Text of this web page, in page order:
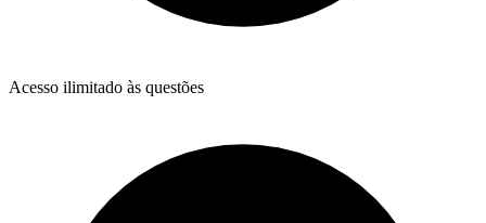
Acesso ilimitado às questões